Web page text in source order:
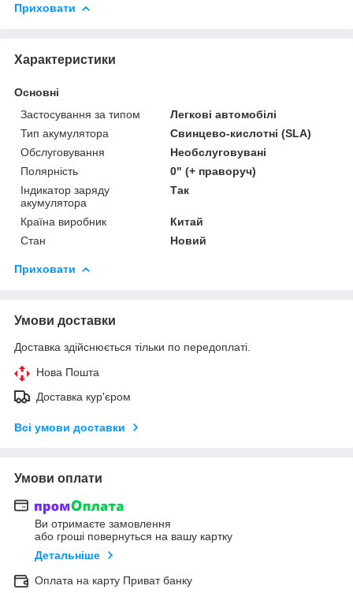
Приховати
Характеристики
Основні
Застосування за типом
Легкові автомобілі
Тип акумулятора
Свинцево-кислотні (SLA)
Обслуговування
Необслуговувані
Полярність
0" (+ праворуч)
Індикатор заряду
акумулятора
Так
Країна виробник
Китай
Стан
Новий
Приховати
Умови доставки
Доставка здійснюється тільки по передоплаті.
Нова Пошта
Доставка кур'єром
Всі умови доставки
Умови оплати
Ви отримаєте замовлення
або гроші повернуться на вашу картку
Детальніше
Оплата на карту Приват банку